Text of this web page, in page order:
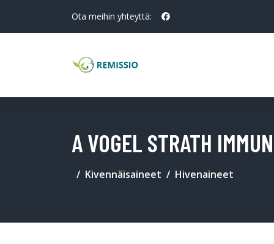
Ota meihin yhteyttä:
A VOGEL STRATH
Kivennäisaineet Hivenaineet